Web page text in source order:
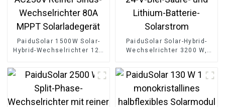
PaiduSolar 1500W Solar-
Hybrid-Wechselrichter 12V
Wechselrichter 80A MPPT
Solarladegerät
PaiduSolar Solar-Hybrid-
Wechselrichter 3200 W,
Batterie-Solarstrom